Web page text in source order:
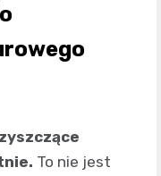
To nie jest